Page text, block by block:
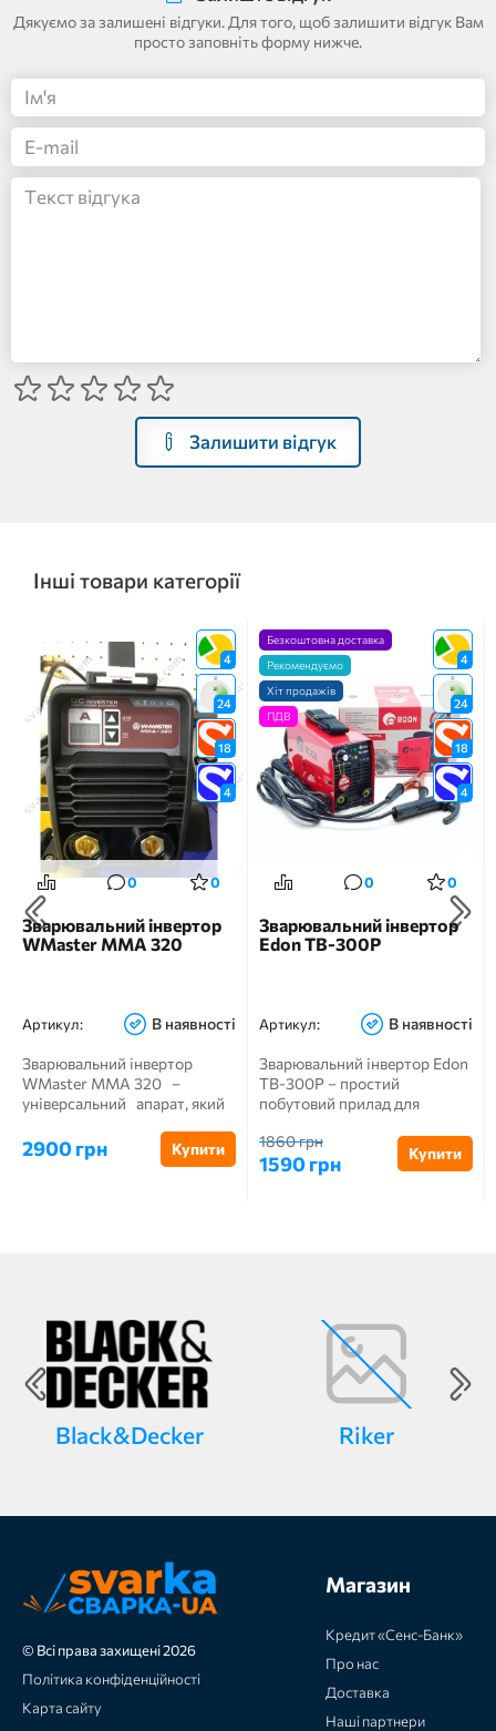
Дякуємо за залишені відгуки. Для того, щоб залишити відгук Вам
просто заповніть форму нижче.
Залишити відгук
Інші товари категорії
4
24
18
4
0 0
Зварювальний інвертор
WMaster MMA 320
Артикул: В наявності
Зварювальний інвертор
WMaster MMA 320 –
універсальний апарат, який
2900 грн Купити
4
24
18
4
Безкоштовна доставка
Рекомендуємо
Хіт продажів
ПДВ
0 0
Зварювальний інвертор
Edon TB-300P
Артикул: В наявності
Зварювальний інвертор Edon
TB-300P – простий
побутовий прилад для
1860 грн
1590 грн Купити
Black&Decker Riker
© Всі права захищені 2026
Політика конфіденційності
Карта сайту
Магазин
Кредит «Сенс-Банк»
Про нас
Доставка
Наші партнери